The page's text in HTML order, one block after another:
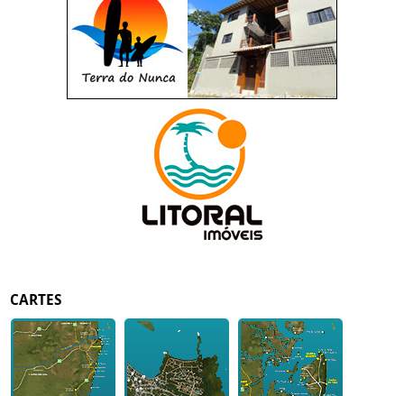
CARTES